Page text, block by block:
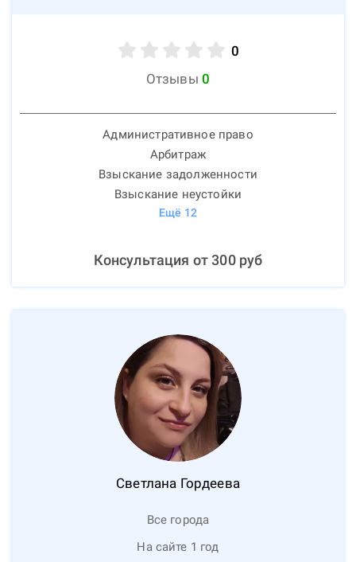
0
Отзывы 0
Административное право
Арбитраж
Взыскание задолженности
Взыскание неустойки
Ещё 12
Консультация от300руб
Светлана Гордеева
Все города
На сайте 1 год